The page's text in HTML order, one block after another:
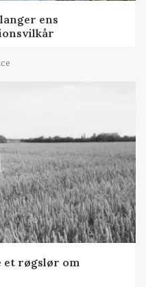
ens
et røgslør om